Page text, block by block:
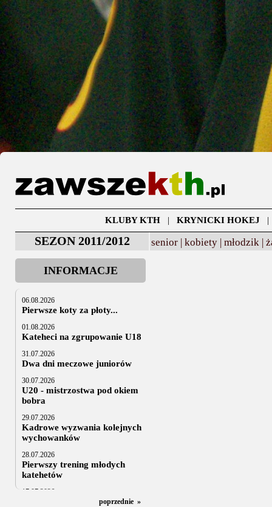
KLUBY KTH| KRYNICKI HOKEJ
SEZON 2011/2012 senior | kobiety | młodzik |
INFORMACJE
06.08.2026
Pierwsze koty za płoty...
01.08.2026
Kateheci na zgrupowanie U18
31.07.2026
Dwa dni meczowe juniorów
30.07.2026
U20 - mistrzostwa pod okiem
bobra
29.07.2026
Kadrowe wyzwania kolejnych
wychowanków
28.07.2026
Pierwszy trening młodych
katehetów
17.07.2026
U20: z kraju i z zagranicy
poprzednie »